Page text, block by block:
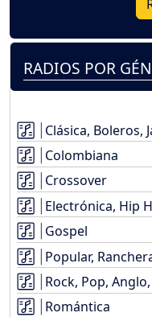
RADIOS POR
Clásica, Boleros,
Colombiana
Crossover
Electrónica, Hip
Gospel
Popular,
Rock, Pop,
Romántica